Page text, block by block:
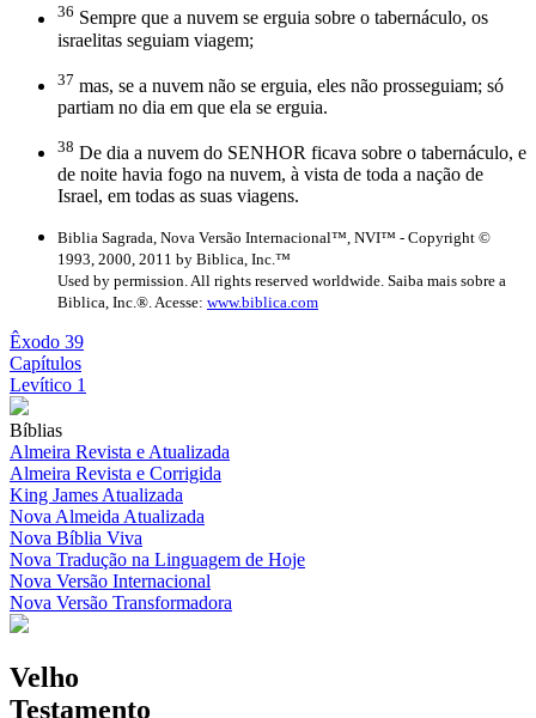
36 Sempre que a nuvem se erguia sobre o tabernáculo, os
israelitas seguiam viagem;
37 mas, se a nuvem não se erguia, eles não prosseguiam; só
partiam no dia em que ela se erguia.
38 De dia a nuvem do SENHOR ficava sobre o tabernáculo, e
de noite havia fogo na nuvem, à vista de toda a nação de
Israel, em todas as suas viagens.
Biblia Sagrada, Nova Versão Internacional™, NVI™ - Copyright ©
1993, 2000, 2011 by Biblica, Inc.™
Used by permission. All rights reserved worldwide. Saiba mais sobre a
Biblica, Inc.®. Acesse: www.biblica.com
Êxodo 39
Capítulos
Levítico 1
Bíblias
Almeira Revista e Atualizada
Almeira Revista e Corrigida
King James Atualizada
Nova Almeida Atualizada
Nova Bíblia Viva
Nova Tradução na Linguagem de Hoje
Nova Versão Internacional
Nova Versão Transformadora
Velho
Testamento